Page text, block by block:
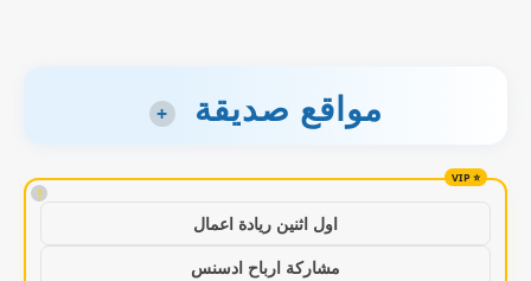
مواقع صديقة +
!
اول اثنين ريادة اعمال
مشاركة ارباح ادسنس